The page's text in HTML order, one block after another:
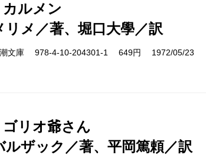
カルメン
リメ／著、堀口大學／訳
文庫 978-4-10-204301-1 649円 1972/05/23
ゴリオ爺さん
ルザック／著、平岡篤頼／訳